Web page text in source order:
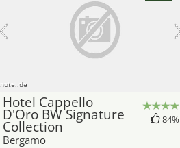
hotel.de
Hotel Cappello
D'Oro BW Signature
Collection
Bergamo
84%